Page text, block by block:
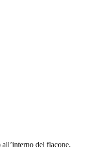
del flacone.